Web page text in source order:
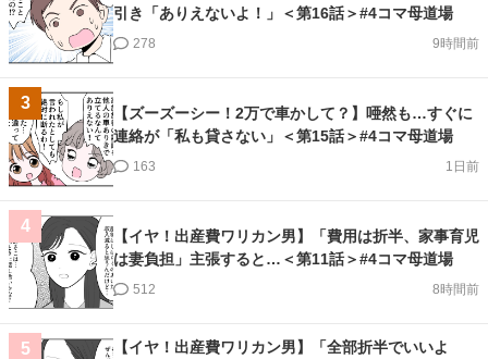
引き「ありえないよ！」＜第16話＞#4コマ母道場
9時間前
278
3
【ズーズーシー！2万で車かして？】唖然も…すぐに
連絡が「私も貸さない」＜第15話＞#4コマ母道場
1日前
163
4
【イヤ！出産費ワリカン男】「費用は折半、家事育児
は妻負担」主張すると…＜第11話＞#4コマ母道場
8時間前
512
5
【イヤ！出産費ワリカン男】「全部折半でいいよ